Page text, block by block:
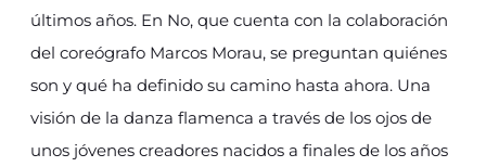
últimos años. En No, que cuenta con la colaboración
del coreógrafo Marcos Morau, se preguntan quiénes
son y qué ha definido su camino hasta ahora. Una
visión de la danza flamenca a través de los ojos de
unos jóvenes creadores nacidos a finales de los años